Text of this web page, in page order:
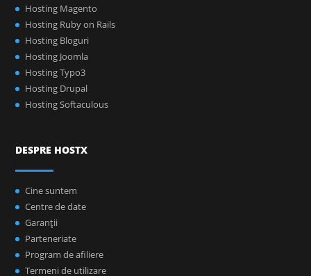
Hosting Magento
Hosting Ruby on Rails
Hosting Bloguri
Hosting Joomla
Hosting Typo3
Hosting Drupal
Hosting Softaculous
DESPRE HOSTX
Cine suntem
Centre de date
Garanţii
Parteneriate
Program de afiliere
Termeni de utilizare